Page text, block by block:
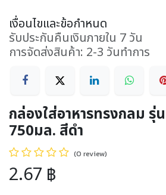
เงื่อนไขและข้อกำหนด
รับประกันคืนเงินภายใน 7 วัน
การจัดส่งสินค้า: 2-3 วันทำการ
กล่องใส่อาหารทรงกลม รุ่
750มล. สีดำ
(0 review)
2.67 ฿